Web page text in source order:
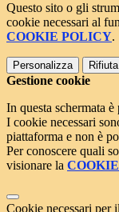
Questo sito o gli
cookie necessari al
COOKIE POLICY.
Personalizza
Gestione cookie
In questa schermata
I cookie necessari
piattaforma e non è
Per conoscere quali
visionare la
Cookie necessari per